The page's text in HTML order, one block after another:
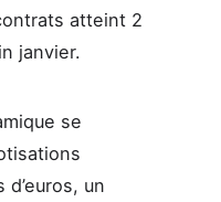
atteint 2
janvier.
se
un